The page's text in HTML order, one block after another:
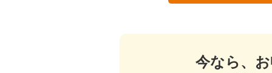
今なら、